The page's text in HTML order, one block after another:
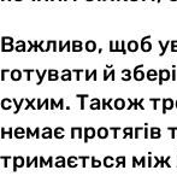
Важливо, щоб
готувати й
сухим. Також
немає протягів
тримається